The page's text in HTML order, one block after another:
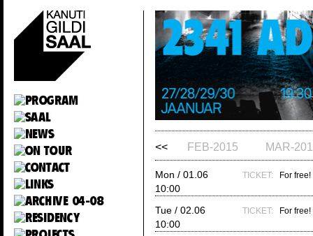
<< FEB-2015 MAR-
Mon / 01.06
10:00
TICKET: For
Tue / 02.06
10:00
TICKET: For